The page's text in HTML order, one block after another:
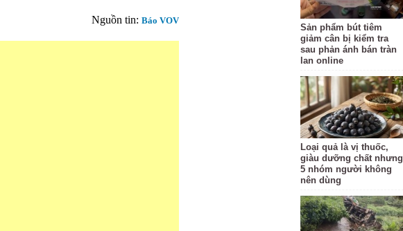
Nguồn tin: Báo VOV
Sản phẩm bút tiêm
giảm cân bị kiểm tra
sau phản ánh bán tràn
lan online
Loại quả là vị thuốc,
giàu dưỡng chất nhưng
5 nhóm người không
nên dùng